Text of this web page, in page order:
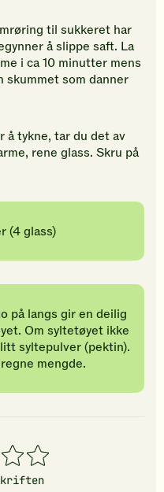
til sukkeret har
å slippe saft. La
i ca 10 minutter mens
skummet som danner
å tykne, tar du det av
rene glass. Skru på
(4 glass)
på langs gir en deilig
Om syltetøyet ikke
syltepulver (pektin).
mengde.
4
stjerner
5
stjerner